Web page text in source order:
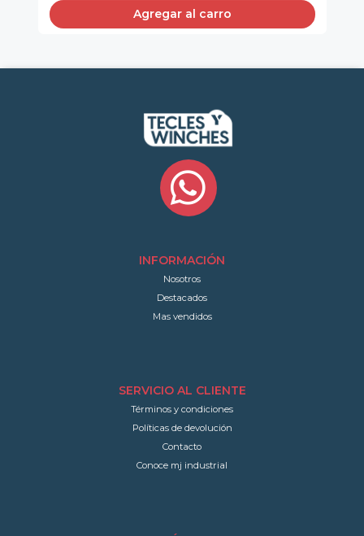
Agregar al carro
INFORMACIÓN
Nosotros
Destacados
Mas vendidos
SERVICIO AL CLIENTE
Términos y condiciones
Políticas de devolución
Contacto
Conoce mj industrial